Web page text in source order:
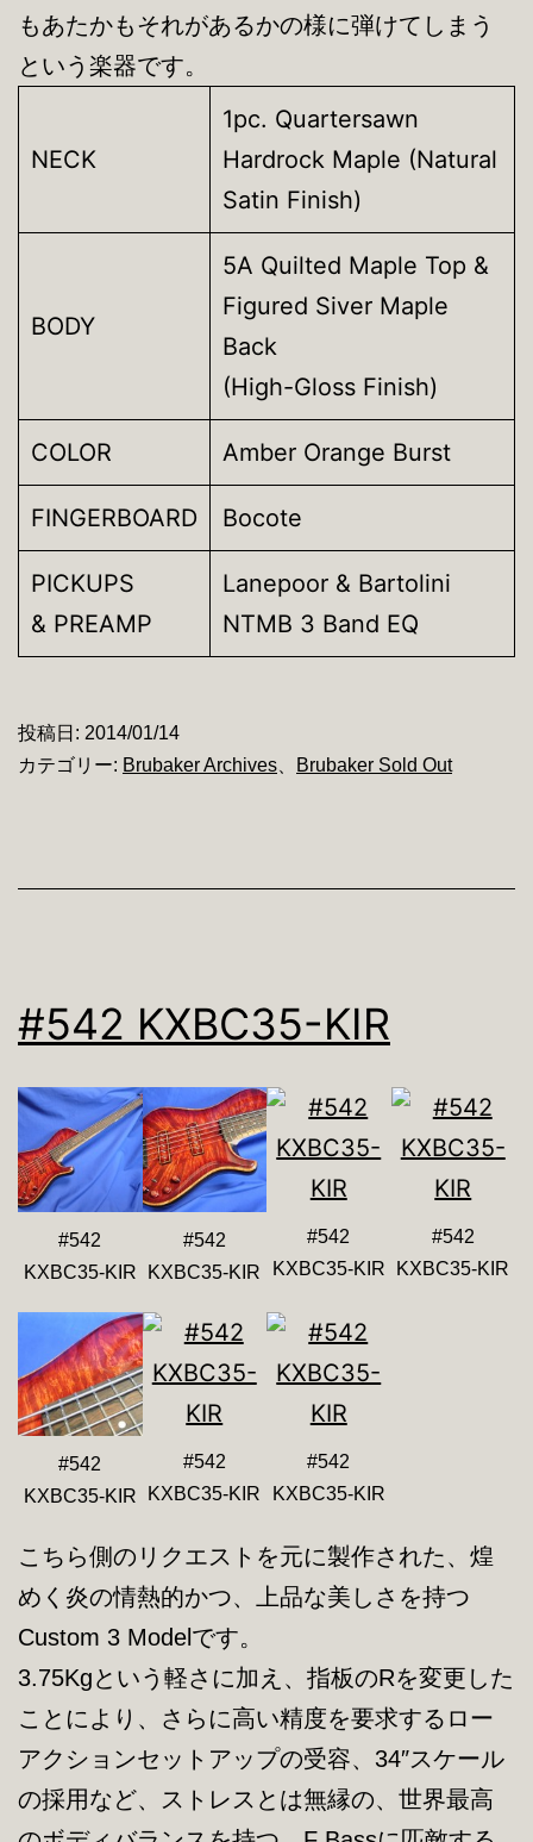
もあたかもそれがあるかの様に弾けてしまう
という楽器です。
NECK
1pc. Quartersawn
Hardrock Maple (Natural
Satin Finish)
BODY
5A Quilted Maple Top &
Figured Siver Maple
Back
(High-Gloss Finish)
COLOR Amber Orange Burst
FINGERBOARD Bocote
PICKUPS
& PREAMP
Lanepoor & Bartolini
NTMB 3 Band EQ
投稿日: 2014/01/14
カテゴリー: Brubaker Archives Brubaker Sold Out
#542 KXBC35-KIR
#542
KXBC35-KIR
#542
KXBC35-KIR
#542
KXBC35-KIR
#542
KXBC35-KIR
#542
KXBC35-KIR
#542
KXBC35-KIR
#542
KXBC35-KIR
こちら側のリクエストを元に製作された、煌
めく炎の情熱的かつ、上品な美しさを持つ
Custom 3 Modelです。
3.75Kgという軽さに加え、指板のRを変更した
ことにより、さらに高い精度を要求するロー
アクションセットアップの受容、34″スケール
の採用など、ストレスとは無縁の、世界最高